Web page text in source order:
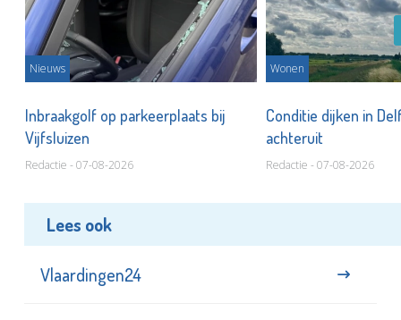
Nieuws
Inbraakgolf op parkeerplaats bij
Vijfsluizen
Redactie - 07-08-2026
Wonen
Conditie dijken in
achteruit
Redactie - 07-08-2026
Lees ook
Vlaardingen24